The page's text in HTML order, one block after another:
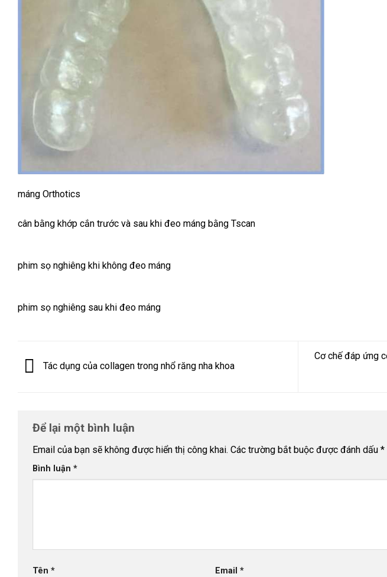
máng Orthotics
cân bằng khớp cắn trước và sau khi đeo máng bằng Tscan
phim sọ nghiêng khi không đeo máng
phim sọ nghiêng sau khi đeo máng
Tác dụng của collagen trong nhổ răng nha khoa
Cơ chế đáp ứng
Để lại một bình luận
Email của bạn sẽ không được hiển thị công khai. Các trường bắt buộc được đánh dấu *
Bình luận *
Tên * Email*